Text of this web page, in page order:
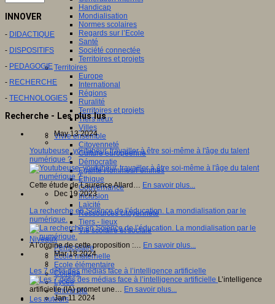
Handicap
Mondialisation
Normes scolaires
Regards sur l’Ecole
Santé
Société connectée
Territoires et projets
Territoires
Europe
International
Régions
Ruralité
Territoires et projets
Tiers lieux
Villes
Vivre ensemble
Citoyenneté
Culture européenne
Démocratie
Egalité Hommes/Femmes
Ethique
Gouvernance
Inclusion
Laïcité
Ressources citoyenneté
Tiers - lieux
Vie scolaire et sociale
Niveaux
Périscolaire
Ecole maternelle
Ecole élémentaire
Collège
Lycée
Université
Les auteurs
INNOVER
- DIDACTIQUE
- DISPOSITIFS
- PEDAGOGIE
- RECHERCHE
- TECHNOLOGIES
Recherche - Les plus lus
May 13 2024
Youtubeuse, youtubeur, travailler à être soi-même à l'âge du talent
numérique ?
Cette étude de Laurence Allard… En savoir plus...
Dec 19 2023
La recherche en Science de l’éducation. La mondialisation par le
numérique.
A l’origine de cette proposition :… En savoir plus...
Mar 18 2024
Les 7 défis des médias face à l’intelligence artificielle
L’intelligence
artificielle (IA) promet une… En savoir plus...
Jan 11 2024